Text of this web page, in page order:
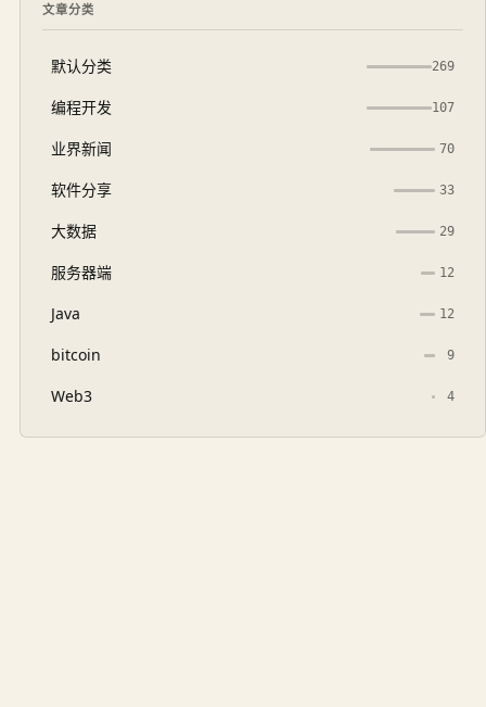
文章分类
默认分类 269
编程开发 107
业界新闻 70
软件分享 33
大数据 29
服务器端 12
Java 12
bitcoin 9
Web3 4